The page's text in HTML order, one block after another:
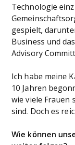
Technologie
gespielt,
Business und
Advisory
Ich habe meine
10 Jahren
wie viele Frauen
sind. Doch es
Wie können